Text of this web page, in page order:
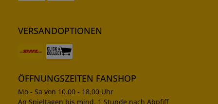
VERSANDOPTIONEN
ÖFFNUNGSZEITEN FANSHOP
Mo - Sa von 10.00 - 18.00 Uhr
An Spieltagen bis mind. 1 Stunde nach Abpfiff